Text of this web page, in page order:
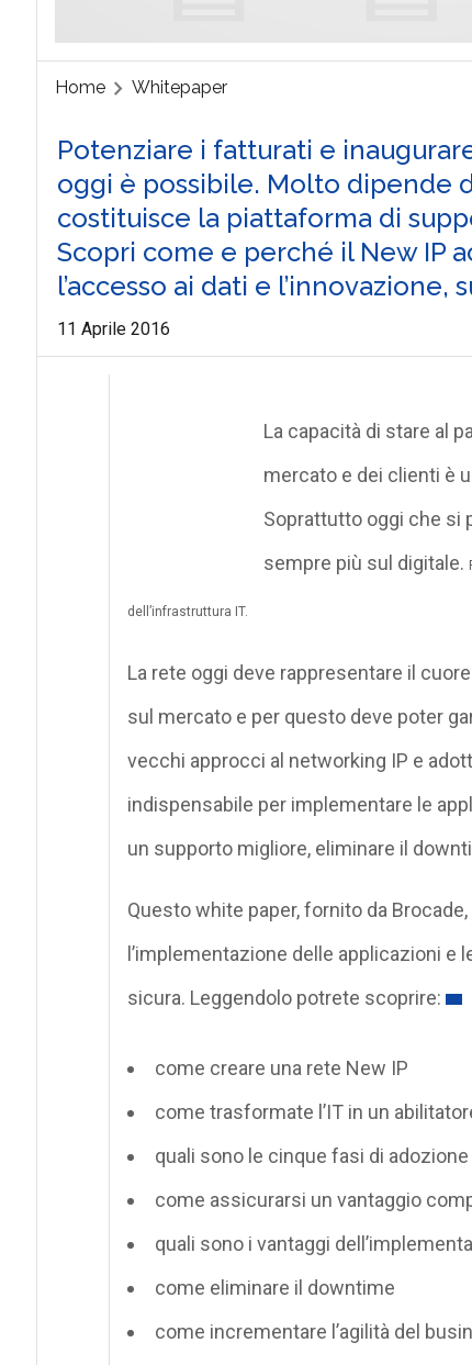
Home Whitepaper
Potenziare i fatturati e
oggi è possibile. Molto dipende
costituisce la piattaforma di
Scopri come e perché il New IP
l’accesso ai dati e
11 Aprile 2016
La capacità di stare al
mercato e dei clienti è
Soprattutto oggi che si
sempre più sul digitale.
dell’infrastruttura IT.
La rete oggi deve rappresentare il
sul mercato e per questo deve poter
vecchi approcci al networking IP e
indispensabile per implementare le
un supporto migliore, eliminare il
Questo white paper, fornito da
l’implementazione delle applicazioni e
sicura. Leggendolo potrete scoprire:
come creare una rete New IP
come trasformate l’IT in un
quali sono le cinque fasi di
come assicurarsi un vantaggio
quali sono i vantaggi
come eliminare il downtime
come incrementare l’agilità del